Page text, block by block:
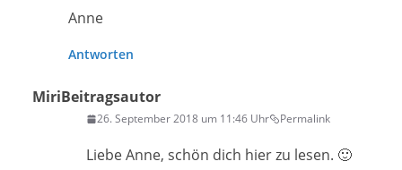
Anne
Antworten
MiriBeitragsautor
26. September 2018 um 11:46 Uhr Permalink
Liebe Anne, schön dich hier zu lesen. 🙂